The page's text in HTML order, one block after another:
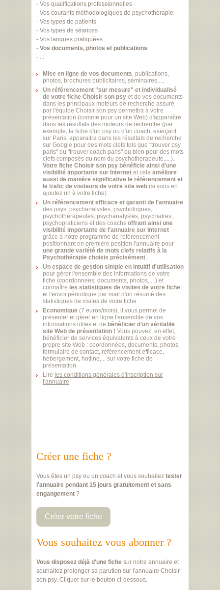
- Vos qualifications professionnelles
- Vos courants méthodologiques de psychothérapie
- Vos types de patients
- Vos types de séances
- Vos langues pratiquées
- Vos documents, photos et publications
- ...
Mise en ligne de vos documents, publications,
photos, brochures publicitaires, séminaires,...,
Un référencement "sur mesure" et individualisé
de votre fiche Choisir son psy et de vos documents
dans les principaux moteurs de recherche assuré
par l'équipe Choisir son psy permettra à votre
présentation (comme pour un site Web) d'apparaître
dans les résultats des moteurs de recherche (par
exemple, la fiche d'un psy ou d'un coach, exerçant
sur Paris, apparaitra dans les résultats de recherche
sur Google pour des mots clefs tels que "trouver psy
paris" ou "trouver coach paris" ou bien pour des mots
clefs composés du nom du psychothérapeute,....).
Votre fiche Choisir son psy bénéficie ainsi d'une
visibilité importante sur Internet et cela améliore
aussi de manière significative le référencement et
le trafic de visiteurs de votre site web (si vous en
ajoutez un à votre fiche).
Un référencement efficace et garanti de l'annuaire
des psys, psychanalystes, psychologues,
psychothérapeutes, psychanalystes, psychiatres,
psychopraticiens et des coachs offrant ainsi une
visibilité importante de l'annuaire sur Internet
grâce à notre programme de référencement
positionnant en première position l'annuaire pour
une grande variété de mots clefs relatifs à la
Psychothérapie choisis précisément,
Un espace de gestion simple en intuitif d'utilisation
pour gérer l'ensemble des informations de votre
fiche (coordonnées, documents, photos, ...) et
connaître les statistiques de visites de votre fiche
et l'envoi périodique par mail d'un résumé des
statistiques de visites de votre fiche.
Economique (7 euros/mois), il vous permet de
présenter et gérer en ligne l'ensemble de vos
informations utiles et de bénéficier d'un véritable
site Web de présentation ! Vous pouvez, en effet,
bénéficier de services équivalents à ceux de votre
propre site Web : coordonnées, documents, photos,
formulaire de contact, référencement efficace,
hébergement, hotline,... sur votre fiche de
présentation
Lire les conditions générales d'inscription sur
l'annuaire
Créer une fiche ?
Vous êtes un psy ou un coach et vous souhaitez tester
l'annuaire pendant 15 jours gratuitement et sans
engangement ?
Créer votre fiche
Vous souhaitez vous abonner ?
Vous disposez déjà d'une fiche sur notre annuaire et
souhaitez prolonger sa parution sur l'annuaire Choisir
son psy. Cliquer sur le bouton ci-dessous.